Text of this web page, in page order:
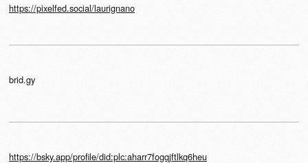
https://pixelfed.social/laurignano
brid.gy
https://bsky.app/profile/did:plc:aharr7fogqjftlkq6heu